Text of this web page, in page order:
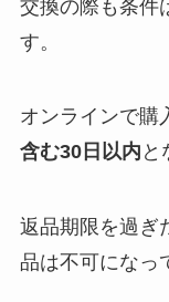
交換の際も条件
す。
オンラインで購
含む30日以内 と
返品期限を過ぎ
品は不可になっ